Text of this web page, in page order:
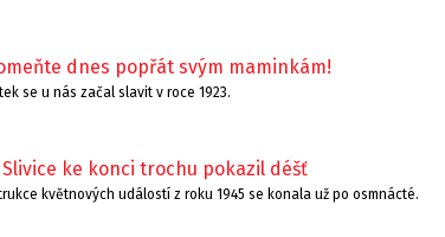
dnes popřát svým maminkám!
se u nás začal slavit v roce 1923.
Slivice ke konci trochu pokazil déšť
květnových událostí z roku 1945 se konala už po osmnácté.